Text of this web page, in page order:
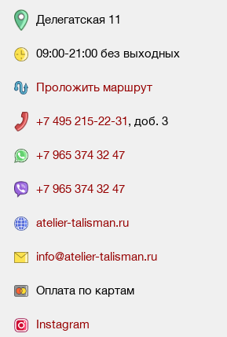
Делегатская 11
09:00-21:00 без выходных
Проложить маршрут
+7 495 215-22-31, доб. 3
+7 965 374 32 47
+7 965 374 32 47
atelier-talisman.ru
info@atelier-talisman.ru
Оплата по картам
Instagram